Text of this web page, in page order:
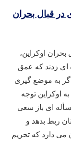
قبال بحران
اوکراین،
زدند که عمق
به موضع گیری
اوکراین توجه
ای باز سعی
ربط بدهد و
دارد که تحریم